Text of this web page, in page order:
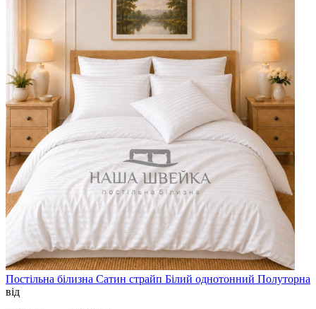
Постільна білизна Сатин страйп Білий однотонний Полуторна
від